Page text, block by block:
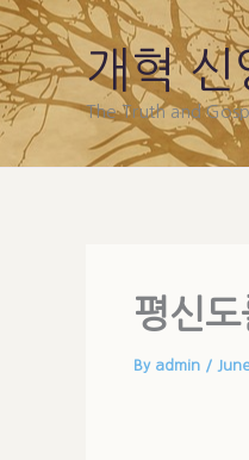
Skip
to
content
개혁 신
The Truth and
평신
By admin /